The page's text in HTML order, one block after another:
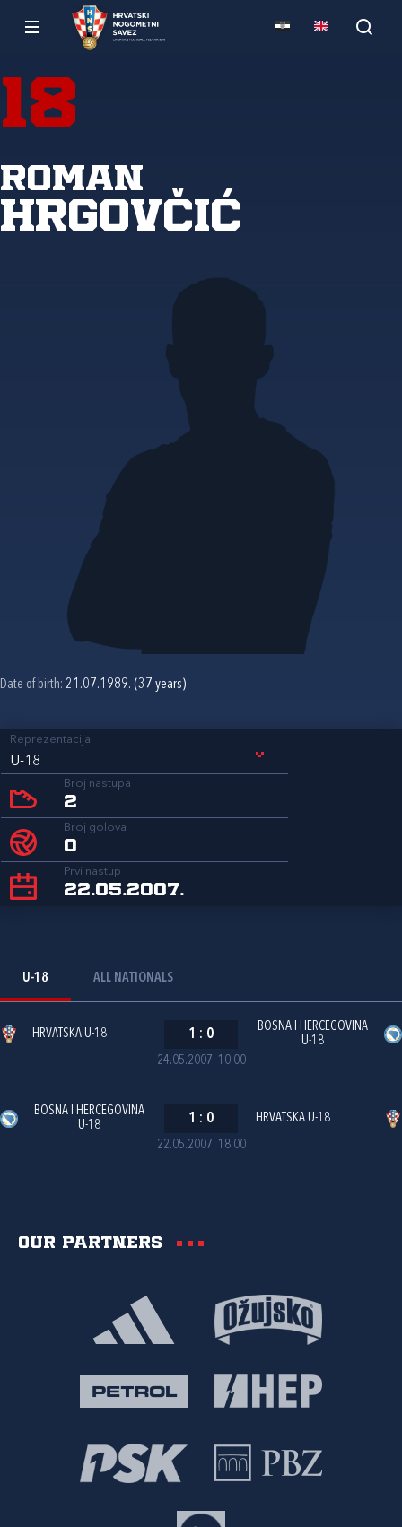
18
Roman
Hrgovčić
Date of birth: 21.07.1989. (37 years)
Reprezentacija
U-18
Broj nastupa
2
Broj golova
0
Prvi nastup
22.05.2007.
U-18 ALL NATIONALS
24.05.2007. 10:00
HRVATSKA U-18 1 : 0
BOSNA I HERCEGOVINA
U-18
22.05.2007. 18:00
BOSNA I HERCEGOVINA
U-18
1 : 0 HRVATSKA U-18
Our partners